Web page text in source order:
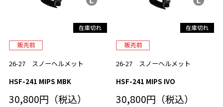
26-27 スノーヘルメット
HSF-241 MIPS MBK
30,800円（税込）
26-27 スノーヘルメット
HSF-241 MIPS IVO
30,800円（税込）